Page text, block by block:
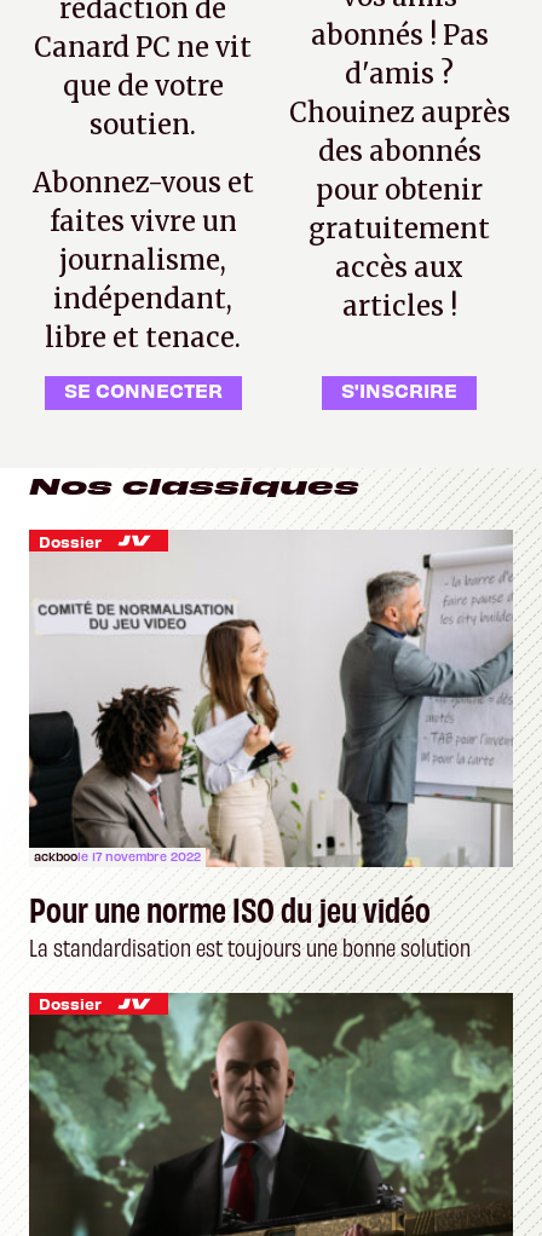
rédaction de
Canard PC ne vit
que de votre
soutien.
Abonnez-vous et
faites vivre un
journalisme,
indépendant,
libre et tenace.
SE CONNECTER
abonnés ! Pas
d'amis ?
Chouinez auprès
des abonnés
pour obtenir
gratuitement
accès aux
articles !
S'INSCRIRE
Nos classiques
Dossier
ackboole 17 novembre 2022
Pour une norme ISO du jeu vidéo
La standardisation est toujours une bonne solution
Dossier